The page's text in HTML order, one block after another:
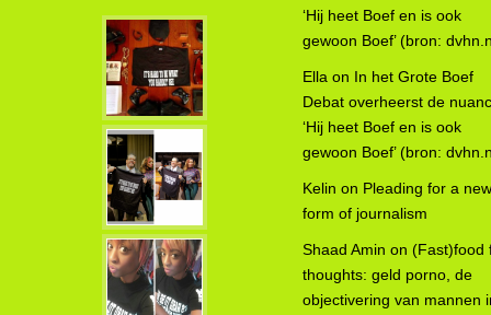
‘Hij heet Boef en is ook
gewoon Boef’ (bron:
Ella on In het Grote Boef
Debat overheerst de
‘Hij heet Boef en is ook
gewoon Boef’ (bron:
Kelin on Pleading for a new
form of journalism
Shaad Amin on (Fast)food
thoughts: geld porno, de
objectivering van mannen